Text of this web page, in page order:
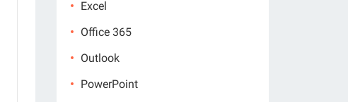
Excel
Office 365
Outlook
PowerPoint